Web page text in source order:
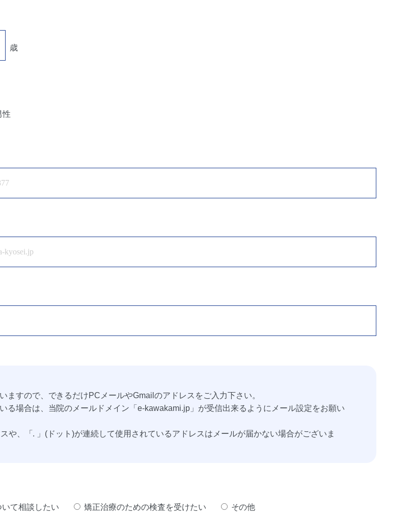
性
すので、できるだけPCメールやGmailのアドレスをご入力下さい。
る場合は、当院のメールドメイン「e-kawakami.jp」が受信出来るようにメール設定をお願い
、「. 」(ドット)が連続して使用されているアドレスはメールが届かない場合がございま
て相談したい 矯正治療のための検査を受けたい その他